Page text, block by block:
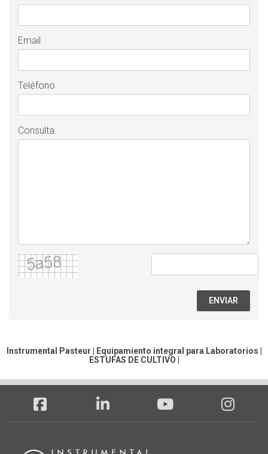
Email
Teléfono
Consulta
ENVIAR
Instrumental Pasteur | Equipamiento integral para Laboratorios |
ESTUFAS DE CULTIVO